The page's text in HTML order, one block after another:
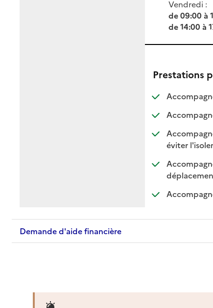
Vendredi :
de 09:00 à
de 14:00 à
Prestations
éviter
:
:
Demande d'aide financière